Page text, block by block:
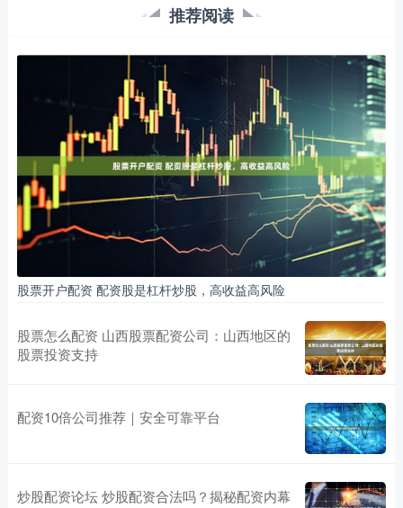
推荐阅读
股票开户配资 配资股是杠杆炒股，高收益高风险
股票怎么配资 山西股票配资公司：山西地区的
股票投资支持
配资10倍公司推荐｜安全可靠平台
炒股配资论坛 炒股配资合法吗？揭秘配资内幕